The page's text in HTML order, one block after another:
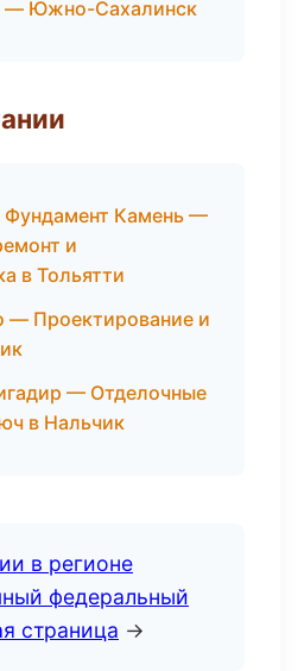
— Южно-Сахалинск
Камень —
и
в Тольятти
— Проектирование и
— Отделочные
в Нальчик
в регионе
федеральный
страница →